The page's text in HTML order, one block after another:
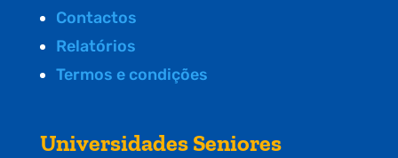
Contactos
Relatórios
Termos e condições
Universidades Seniores